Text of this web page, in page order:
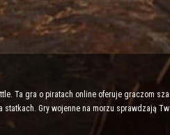
Ta gra o piratach online oferuje graczom
Gry wojenne na morzu sprawdzają